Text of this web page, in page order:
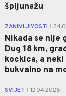
špijunažu
ZANIMLJIVOSTI
Nikada se nije
Dug 18 km,
kockica, a
bukvalno na
SVIJET 12.04.2025.